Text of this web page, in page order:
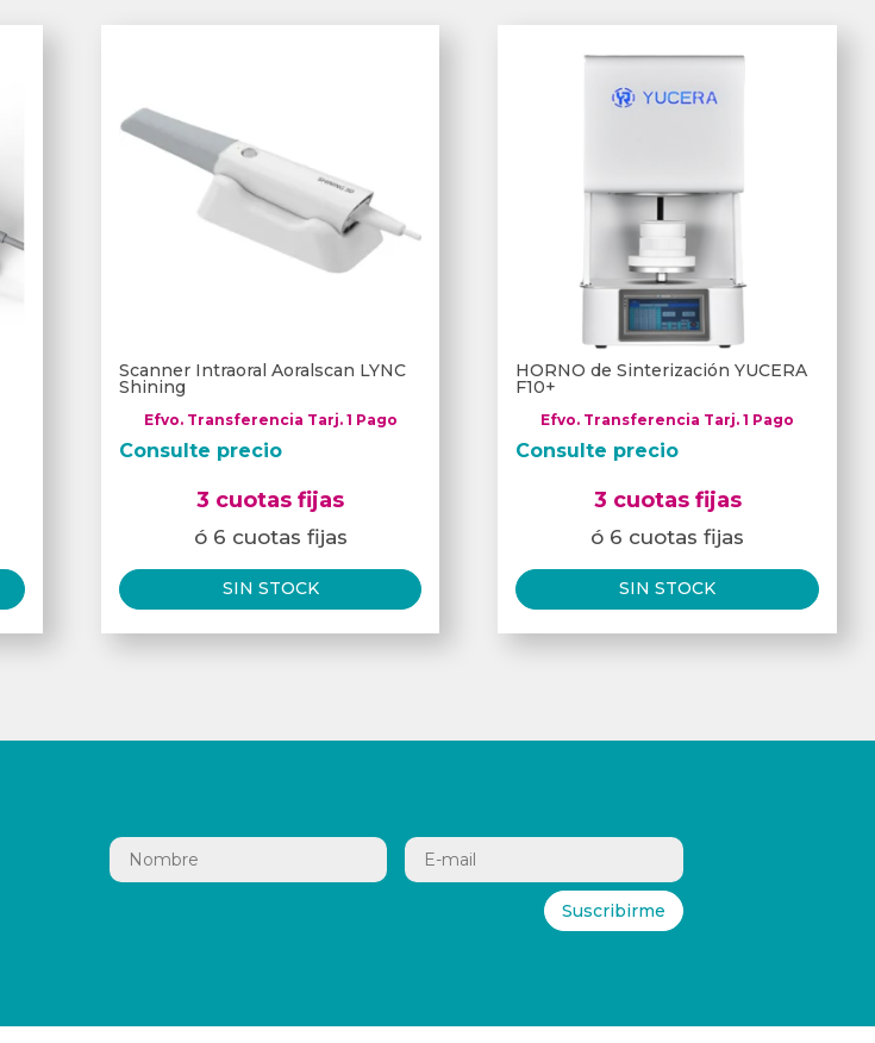
Scanner Intraoral Aoralscan LYNC
Shining
Efvo. Transferencia Tarj. 1 Pago
Consulte precio
3 cuotas fijas
ó 6 cuotas fijas
SIN STOCK
HORNO de Sinterización YUCERA
F10+
Efvo. Transferencia Tarj. 1 Pago
Consulte precio
3 cuotas fijas
ó 6 cuotas fijas
SIN STOCK
Suscribirme